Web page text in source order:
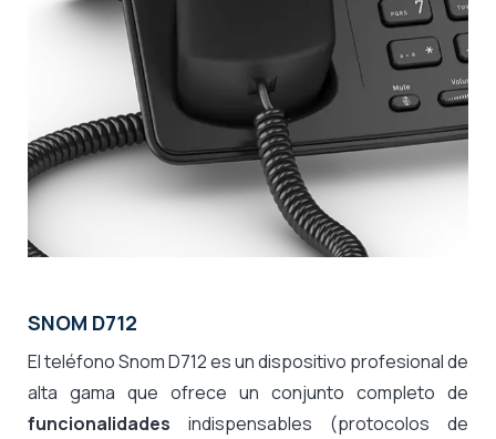
SNOM D712
El teléfono Snom D712 es un dispositivo profesional de
alta gama que ofrece un conjunto completo de
funcionalidades indispensables (protocolos de